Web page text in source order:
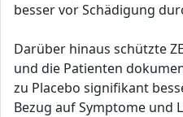
besser vor Schädigung
Darüber hinaus schützte
und die Patienten
zu Placebo signifikant
Bezug auf Symptome und